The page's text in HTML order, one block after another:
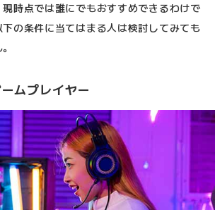
時点では誰にでもおすすめできるわけで
の条件に当てはまる人は検討してみても
ムプレイヤー